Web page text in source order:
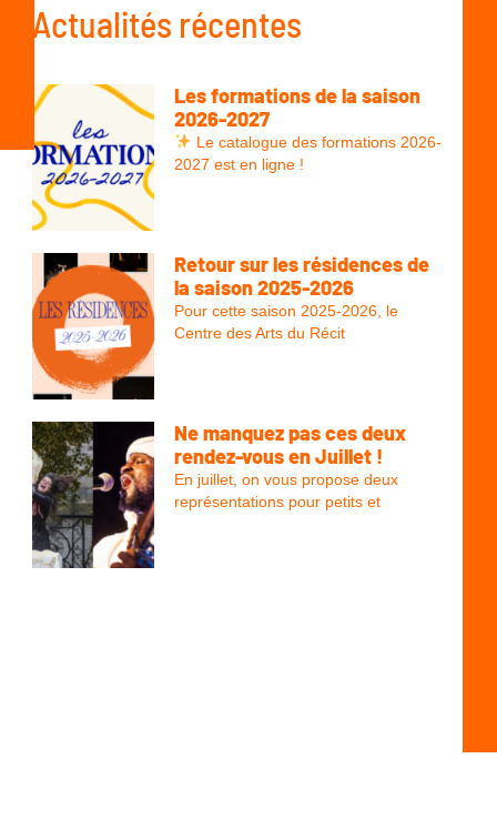
Actualités récentes
Les formations de la saison
2026-2027
Le catalogue des formations 2026-
2027 est en ligne !
Retour sur les résidences de
la saison 2025-2026
Pour cette saison 2025-2026, le
Centre des Arts du Récit
Ne manquez pas ces deux
rendez-vous en Juillet !
En juillet, on vous propose deux
représentations pour petits et